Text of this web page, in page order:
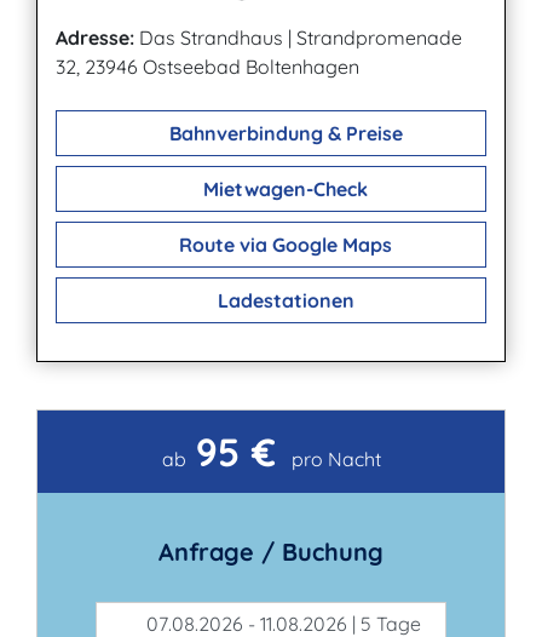
Adresse: Das Strandhaus | Strandpromenade
32, 23946 Ostseebad Boltenhagen
Bahnverbindung & Preise
Mietwagen-Check
Route via Google Maps
Ladestationen
Kontakt
ab 95 € pro Nacht
Anfrage / Buchung
07.08.2026 - 11.08.2026 | 5 Tage